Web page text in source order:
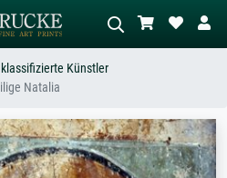
Beschreiben Sie die Szene – z.B. Grüne
Wiese, Abstrakt mit viel Rot, Dunkles
Ölgemälde, Stehender Akt neben einem
Künstler
Natalia